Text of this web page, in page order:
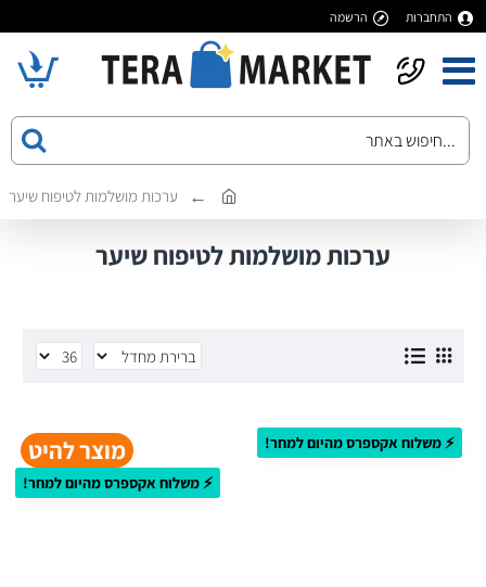
התחברות הרשמה
ערכות מושלמות לטיפוח שיער
ערכות מושלמות לטיפוח שיער
⚡ משלוח אקספרס מהיום למחר! מוצר להיט
⚡ משלוח אקספרס מהיום למחר!